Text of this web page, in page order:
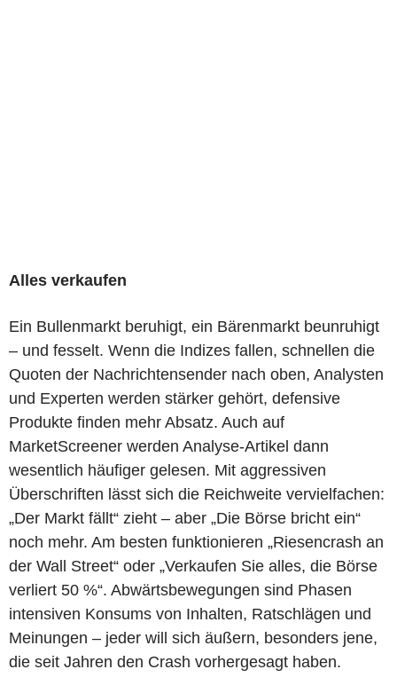
Alles verkaufen
Ein Bullenmarkt beruhigt, ein Bärenmarkt beunruhigt
– und fesselt. Wenn die Indizes fallen, schnellen die
Quoten der Nachrichtensender nach oben, Analysten
und Experten werden stärker gehört, defensive
Produkte finden mehr Absatz. Auch auf
MarketScreener werden Analyse-Artikel dann
wesentlich häufiger gelesen. Mit aggressiven
Überschriften lässt sich die Reichweite vervielfachen:
„Der Markt fällt“ zieht – aber „Die Börse bricht ein“
noch mehr. Am besten funktionieren „Riesencrash an
der Wall Street“ oder „Verkaufen Sie alles, die Börse
verliert 50 %“. Abwärtsbewegungen sind Phasen
intensiven Konsums von Inhalten, Ratschlägen und
Meinungen – jeder will sich äußern, besonders jene,
die seit Jahren den Crash vorhergesagt haben.